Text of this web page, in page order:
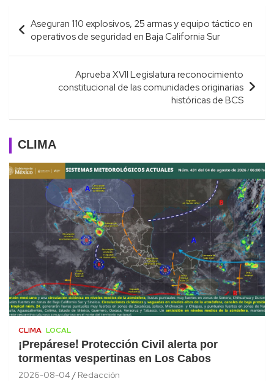
Navegación
de
entradas
Aseguran 110 explosivos, 25 armas y equipo táctico en
operativos de seguridad en Baja California Sur
Aprueba XVII Legislatura reconocimiento
constitucional de las comunidades originarias
históricas de BCS
CLIMA
CLIMA LOCAL
¡Prepárese! Protección Civil alerta por
tormentas vespertinas en Los Cabos
2026-08-04 Redacción